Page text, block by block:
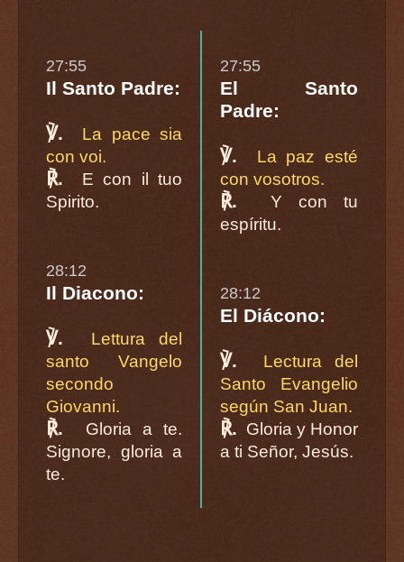
27:55
Il Santo Padre:
℣.
La pace sia
con voi.
℟.
E con il tuo
Spirito.
28:12
Il Diacono:
℣.
Lettura del
santo Vangelo
secondo
Giovanni.
℟.
Gloria a te.
Signore, gloria a
te.
27:55
El Santo
Padre:
℣.
La paz esté
con vosotros.
℟.
Y con tu
espíritu.
28:12
El Diácono:
℣.
Lectura del
Santo Evangelio
según San Juan.
℟. Gloria y Honor
a ti Señor, Jesús.